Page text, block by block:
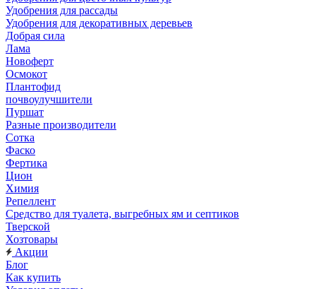
Удобрения для рассады
Удобрения для декоративных деревьев
Добрая сила
Лама
Новоферт
Осмокот
Плантофид
почвоулучшители
Пуршат
Разные производители
Сотка
Фаско
Фертика
Цион
Химия
Репеллент
Средство для туалета, выгребных ям и септиков
Тверской
Хозтовары
Акции
Блог
Как купить